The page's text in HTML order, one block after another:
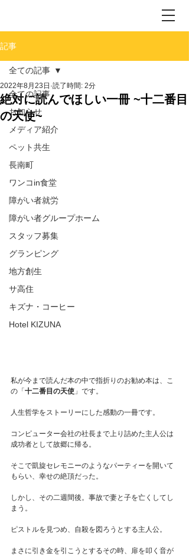
記事
全ての記事
お知らせ
メディア紹介
ペット共生
長南町
ワンコin食堂
障がい者就労
障がい者グループホーム
スタッフ募集
グランピング
地方創生
サ高住
キズナ・コーヒー
Hotel KIZUNA
全ての記事
絶対に読んでほしい一冊 ~十二番目
の天使~
2022年8月23日 読了時間: 2分
私が今まで読んだ本の中で指折りのお勧め本は、こ
の「 十二番目の天使 」です。
人生哲学をストーリーにした感動の一冊です。
コンピューター会社の社長まで上り詰めた主人公は
成功者として故郷に帰る。
そこで凱旋セレモニーのようなパーティーを開いて
もらい、幸せの絶頂だった。
しかし、その二週間後。事故で妻と子を亡くしてし
まう。
ピストルを見つめ、自殺を図ろうとする主人公。
まさに引き金を引こうとするその時、扉を叩く音が